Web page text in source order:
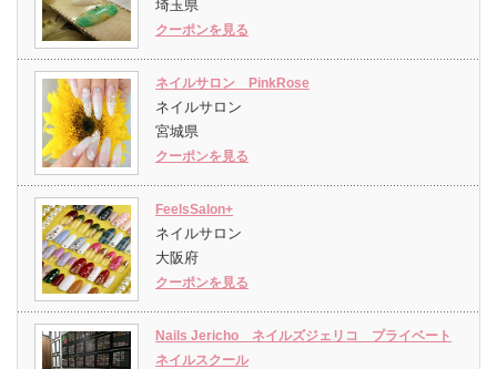
埼玉県
クーポンを見る
ネイルサロン PinkRose
ネイルサロン
宮城県
クーポンを見る
FeelsSalon+
ネイルサロン
大阪府
クーポンを見る
Nails Jericho ネイルズジェリコ プライベート
ネイルスクール